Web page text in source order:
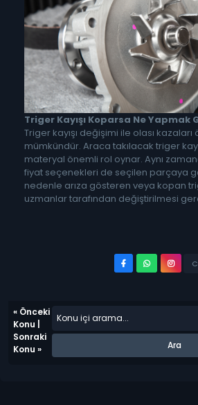
Triger Kayışı Koparsa Ne Yapmak
Triger kayışı değişimi ile olası
mümkündür. Araca takılacak triger
materyal önemli rol oynar. Aynı
fiyat seçenekleri de seçilen parçaya
nedenle arıza gösteren veya kopan
uzmanlar tarafından değiştirilmesi
« Önceki
Konu
Sonraki
Konu »